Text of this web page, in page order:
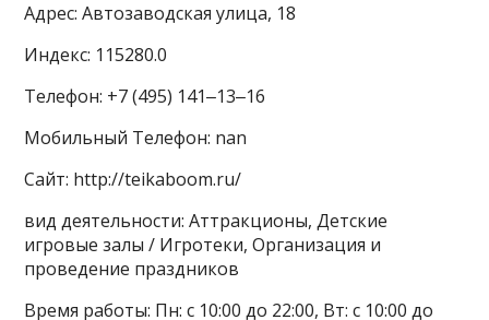
Адрес: Автозаводская улица, 18
Индекс: 115280.0
Телефон: +7 (495) 141‒13‒16
Мобильный Телефон: nan
Сайт: http://teikaboom.ru/
вид деятельности: Аттракционы, Детские
игровые залы / Игротеки, Организация и
проведение праздников
Время работы: Пн: с 10:00 до 22:00, Вт: с 10:00 до